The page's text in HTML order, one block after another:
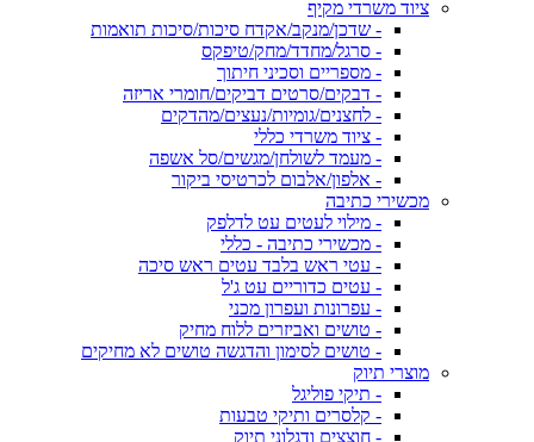
ציוד משרדי מקיף
- שדכן/מנקב/אקדח סיכות/סיכות תואמות
- סרגל/מחדד/מחק/טיפקס
- מספריים וסכיני חיתוך
- דבקים/סרטים דביקים/חומרי אריזה
- לחצנים/גומיות/נעצים/מהדקים
- ציוד משרדי כללי
- מעמד לשולחן/מגשים/סל אשפה
- אלפון/אלבום לכרטיסי ביקור
מכשירי כתיבה
- מילוי לעטים עט לדלפק
- מכשירי כתיבה - כללי
- עטי ראש בלבד עטים ראש סיכה
- עטים כדוריים עט ג'ל
- עפרונות ועפרון מכני
- טושים ואביזרים ללוח מחיק
- טושים לסימון והדגשה טושים לא מחיקים
מוצרי תיוק
- תיקי פוליגל
- קלסרים ותיקי טבעות
- חוצצים ודגלוני תיוק